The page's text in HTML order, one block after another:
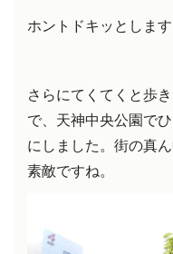
ホントドキッとしま
さらにてくてくと歩
で、天神中央公園で
にしました。街の真
素敵ですね。